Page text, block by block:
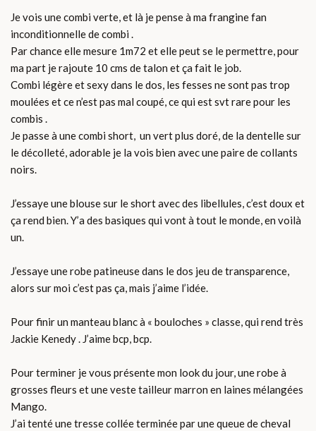
Je vois une combi verte, et là je pense à ma frangine fan
inconditionnelle de combi .
Par chance elle mesure 1m72 et elle peut se le permettre, pour
ma part je rajoute 10 cms de talon et ça fait le job.
Combi légère et sexy dans le dos, les fesses ne sont pas trop
moulées et ce n’est pas mal coupé, ce qui est svt rare pour les
combis .
Je passe à une combi short, un vert plus doré, de la dentelle sur
le décolleté, adorable je la vois bien avec une paire de collants
noirs.
J’essaye une blouse sur le short avec des libellules, c’est doux et
ça rend bien. Y’a des basiques qui vont à tout le monde, en voilà
un.
J’essaye une robe patineuse dans le dos jeu de transparence,
alors sur moi c’est pas ça, mais j’aime l’idée.
Pour finir un manteau blanc à « bouloches » classe, qui rend très
Jackie Kenedy . J’aime bcp, bcp.
Pour terminer je vous présente mon look du jour, une robe à
grosses fleurs et une veste tailleur marron en laines mélangées
Mango.
J’ai tenté une tresse collée terminée par une queue de cheval